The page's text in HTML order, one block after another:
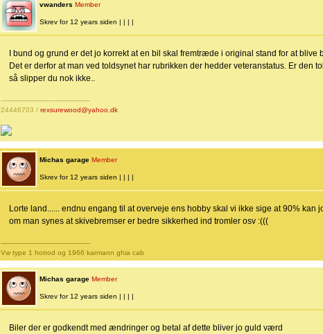
vwanders Member
Skrev for 12 years siden | | | |
I bund og grund er det jo korrekt at en bil skal fremtræde i original stand for at blive
Det er derfor at man ved toldsynet har rubrikken der hedder veteranstatus. Er den
så slipper du nok ikke..
-------------------------------------------
24446703 / rexsurewood@yahoo.dk
Michas garage Member
Skrev for 12 years siden | | | |
Lorte land...... endnu engang til at overveje ens hobby skal vi ikke sige at 90% kan
om man synes at skivebremser er bedre sikkerhed ind tromler osv :(((
-------------------------------------------
Vw type 1 hotrod og 1966 karmann ghia cab
Michas garage Member
Skrev for 12 years siden | | | |
Biler der er godkendt med ændringer og betal af dette bliver jo guld værd